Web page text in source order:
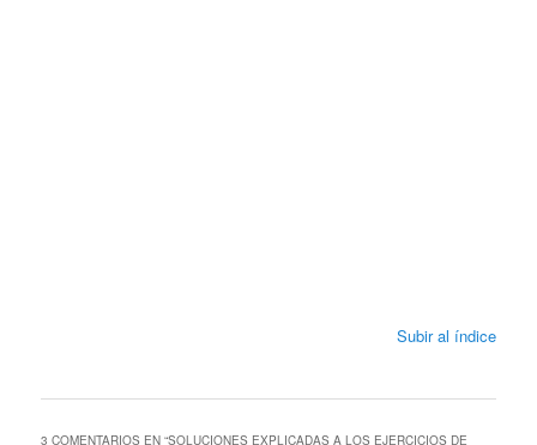
Subir al índice
3 COMENTARIOS EN “SOLUCIONES EXPLICADAS A LOS EJERCICIOS DE